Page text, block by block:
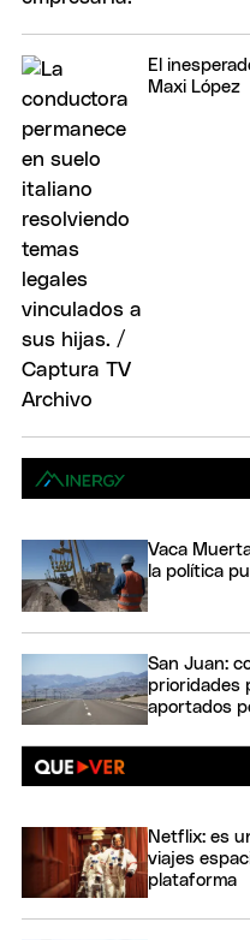
El
Maxi López
Vaca
la política
San Juan:
prioridades
aportados
Netflix: es
viajes
plataforma